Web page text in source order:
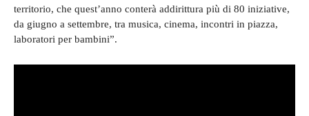
territorio, che quest’anno conterà addirittura più di 80 iniziative,
da giugno a settembre, tra musica, cinema, incontri in piazza,
laboratori per bambini”.